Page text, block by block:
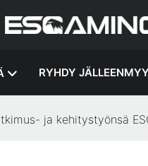
RYHDY
ja kehitystyönsä